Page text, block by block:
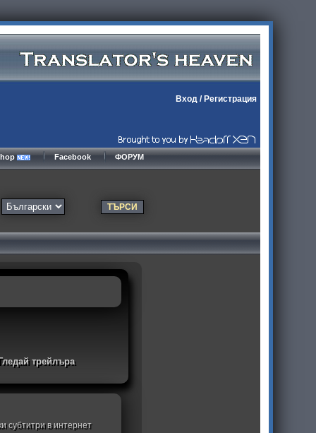
Вход/ Регистрация
Facebook ФОРУМ
трейлъра
субтитри в интернет